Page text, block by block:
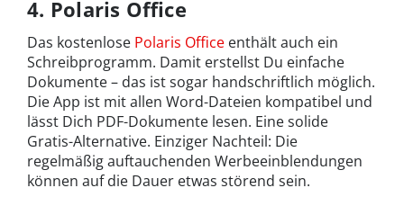
4. Polaris Office
Das kostenlose Polaris Office enthält auch ein
Schreibprogramm. Damit erstellst Du einfache
Dokumente – das ist sogar handschriftlich möglich.
Die App ist mit allen Word-Dateien kompatibel und
lässt Dich PDF-Dokumente lesen. Eine solide
Gratis-Alternative. Einziger Nachteil: Die
regelmäßig auftauchenden Werbeeinblendungen
können auf die Dauer etwas störend sein.